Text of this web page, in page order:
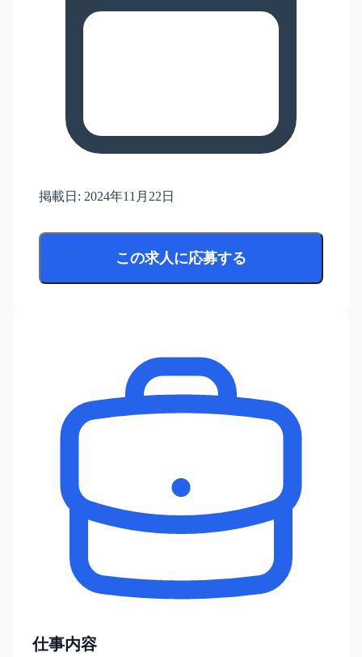
掲載日: 2024年11月22日
この求人に応募する
仕事内容